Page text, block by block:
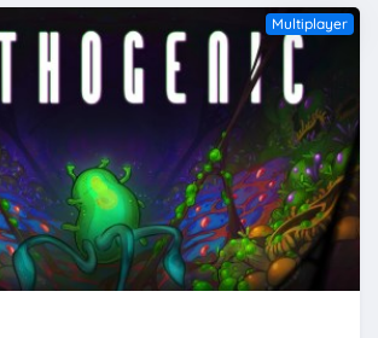
Multiplayer